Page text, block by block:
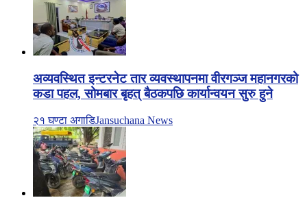
अव्यवस्थित इन्टरनेट तार व्यवस्थापनमा वीरगञ्ज महानगरको
कडा पहल, सोमबार बृहत् बैठकपछि कार्यान्वयन सुरु हुने
२१ घण्टा अगाडिJansuchana News